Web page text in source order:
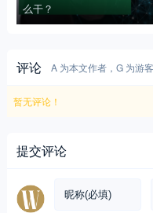
么干？
评论 A 为本文作者，G 为游客
暂无评论！
提交评论